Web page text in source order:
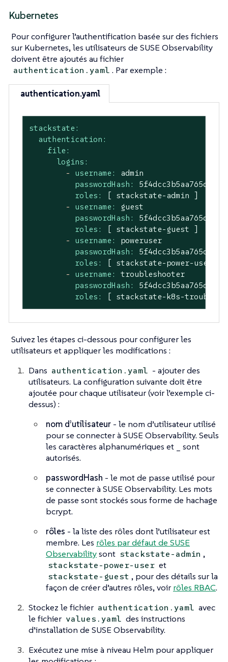
Kubernetes
Pour configurer l’authentification basée sur des fichiers
sur Kubernetes, les utilisateurs de SUSE Observability
doivent être ajoutés au fichier
authentication.yaml . Par exemple :
authentication.yaml
stackstate:
authentication:
file:
logins:
-
username:
admin
passwordHash:
roles:
[ stackstate-admin ]
-
username:
guest
passwordHash:
roles:
[ stackstate-guest ]
-
username:
poweruser
passwordHash:
roles:
[ stackstate-power-user
-
username:
troubleshooter
passwordHash:
roles:
[ stackstate-k8s-
Suivez les étapes ci-dessous pour configurer les
utilisateurs et appliquer les modifications :
Dans authentication.yaml - ajouter des
utilisateurs. La configuration suivante doit être
ajoutée pour chaque utilisateur (voir l’exemple ci-
dessus) :
nom d’utilisateur - le nom d’utilisateur utilisé
pour se connecter à SUSE Observability. Seuls
les caractères alphanumériques et _ sont
autorisés.
passwordHash - le mot de passe utilisé pour
se connecter à SUSE Observability. Les mots
de passe sont stockés sous forme de hachage
bcrypt.
rôles - la liste des rôles dont l’utilisateur est
membre. Les rôles par défaut de SUSE
Observabilitysont stackstate-admin ,
stackstate-power-user et
stackstate-guest , pour des détails sur la
façon de créer d’autres rôles, voir rôles RBAC.
Stockez le fichier authentication.yaml avec
le fichier values.yaml des instructions
d’installation de SUSE Observability.
Exécutez une mise à niveau Helm pour appliquer